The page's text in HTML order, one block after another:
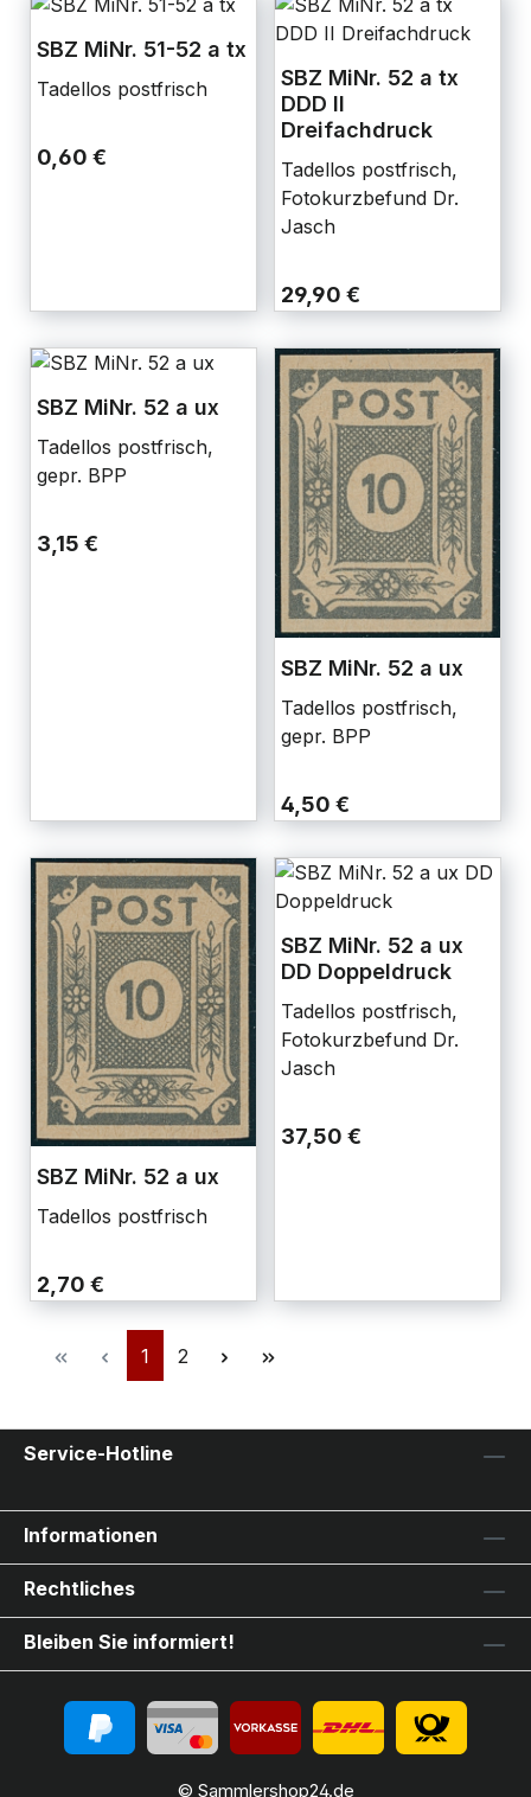
SBZ MiNr. 51-52 a tx
Tadellos postfrisch
0,60 €
SBZ MiNr. 52 a tx
DDD II
Dreifachdruck
Tadellos postfrisch,
Fotokurzbefund Dr.
Jasch
29,90 €
SBZ MiNr. 52 a ux
Tadellos postfrisch,
gepr. BPP
3,15 €
SBZ MiNr. 52 a ux
Tadellos postfrisch,
gepr. BPP
4,50 €
SBZ MiNr. 52 a ux
Tadellos postfrisch
2,70 €
SBZ MiNr. 52 a ux
DD Doppeldruck
Tadellos postfrisch,
Fotokurzbefund Dr.
Jasch
37,50 €
1 2
Service-Hotline
Informationen
Rechtliches
Bleiben Sie informiert!
© Sammlershop24.de